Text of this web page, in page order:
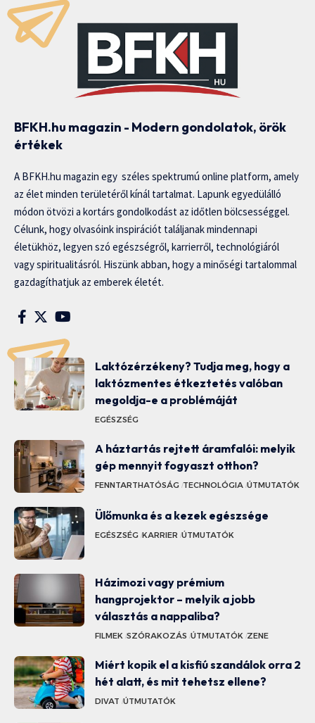
BFKH.hu magazin - Modern gondolatok, örök
értékek
A BFKH.hu magazin egy széles spektrumú online platform, amely
az élet minden területéről kínál tartalmat. Lapunk egyedülálló
módon ötvözi a kortárs gondolkodást az időtlen bölcsességgel.
Célunk, hogy olvasóink inspirációt találjanak mindennapi
életükhöz, legyen szó egészségről, karrierről, technológiáról
vagy spiritualitásról. Hiszünk abban, hogy a minőségi tartalommal
gazdagíthatjuk az emberek életét.
Laktózérzékeny? Tudja meg, hogy a
laktózmentes étkeztetés valóban
megoldja-e a problémáját
EGÉSZSÉG
A háztartás rejtett áramfalói: melyik
gép mennyit fogyaszt otthon?
FENNTARTHATÓSÁG TECHNOLÓGIA ÚTMUTATÓK
Ülőmunka és a kezek egészsége
EGÉSZSÉG KARRIER ÚTMUTATÓK
Házimozi vagy prémium
hangprojektor – melyik a jobb
választás a nappaliba?
FILMEK SZÓRAKOZÁS ÚTMUTATÓK ZENE
Miért kopik el a kisfiú szandálok orra 2
hét alatt, és mit tehetsz ellene?
DIVAT ÚTMUTATÓK